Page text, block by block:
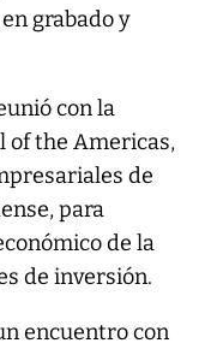
grabado y
con la
of the Americas,
de
para
de la
de inversión.
encuentro con